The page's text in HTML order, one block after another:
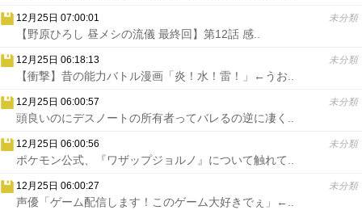
12月25日 07:00:01 未分類
【野原ひろし 昼メシの流儀 最終回】第12話 感..
12月25日 06:18:13 未分類
【衝撃】昔の能力バトル漫画「炎！水！雷！」←うお..
12月25日 06:00:57 未分類
頭良いのにデスノートの所有者ってバレるの逆に凄く..
12月25日 06:00:56 未分類
ポケモン公式、『ワザップジョルノ』について触れて..
12月25日 06:00:27 未分類
声優「ゲーム配信します！このゲーム大好きでぇ」←..